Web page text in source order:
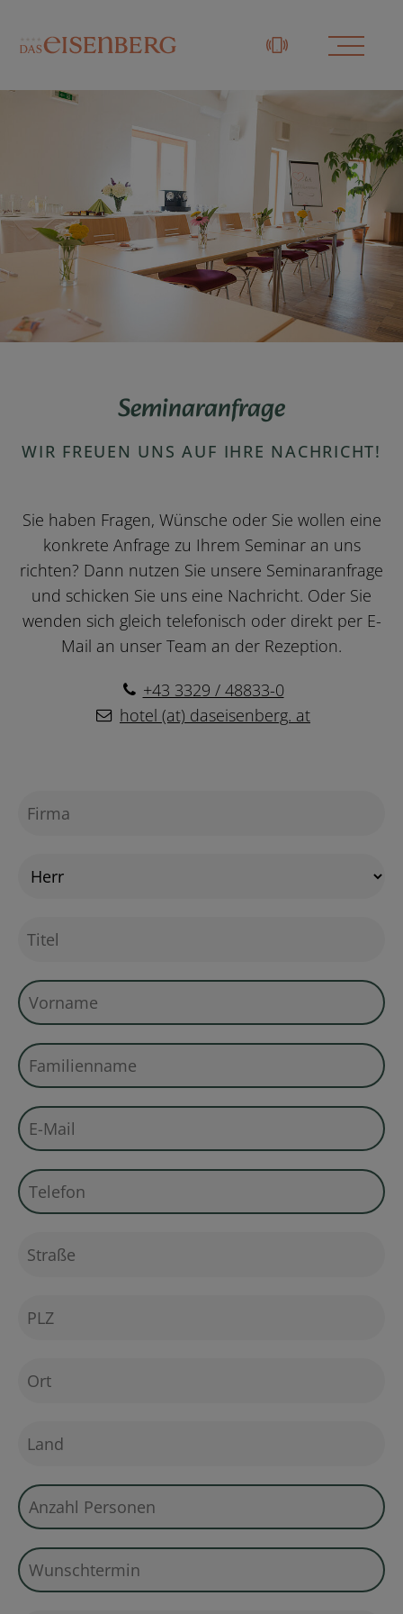
+43 3329 / 48833-0
Seminaranfrage
WIR FREUEN UNS AUF IHRE NACHRICHT!
Sie haben Fragen, Wünsche oder Sie wollen eine
konkrete Anfrage zu Ihrem Seminar an uns
richten? Dann nutzen Sie unsere Seminaranfrage
und schicken Sie uns eine Nachricht. Oder Sie
wenden sich gleich telefonisch oder direkt per E-
Mail an unser Team an der Rezeption.
+43 3329 / 48833-0
hotel (at) daseisenberg. at